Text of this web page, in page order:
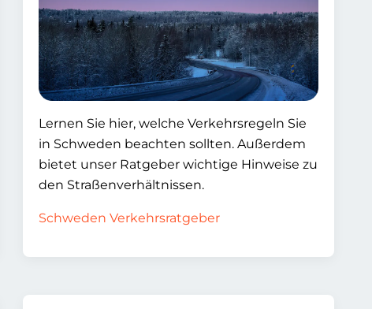
Lernen Sie hier, welche Verkehrsregeln Sie
in Schweden beachten sollten. Außerdem
bietet unser Ratgeber wichtige Hinweise zu
den Straßenverhältnissen.
Schweden Verkehrsratgeber